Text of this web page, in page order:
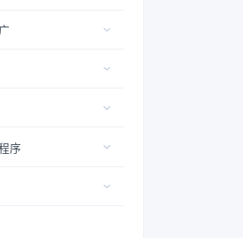
序